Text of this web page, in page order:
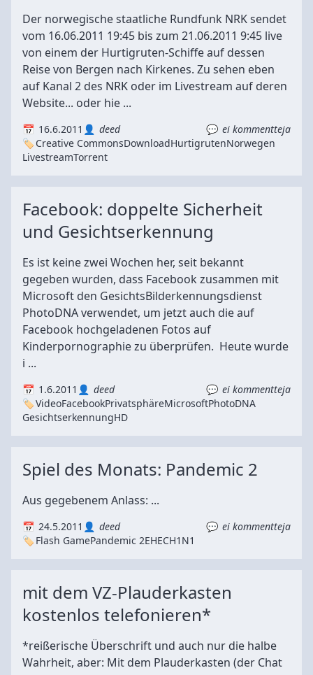
Der norwegische staatliche Rundfunk NRK sendet
vom 16.06.2011 19:45 bis zum 21.06.2011 9:45 live
von einem der Hurtigruten-Schiffe auf dessen
Reise von Bergen nach Kirkenes. Zu sehen eben
auf Kanal 2 des NRK oder im Livestream auf deren
Website... oder hie ...
16.6.2011 deed
ei kommentteja
Creative CommonsDownloadHurtigrutenNorwegen
LivestreamTorrent
Facebook: doppelte Sicherheit
und Gesichtserkennung
Es ist keine zwei Wochen her, seit bekannt
gegeben wurden, dass Facebook zusammen mit
Microsoft den GesichtsBilderkennungsdienst
PhotoDNA verwendet, um jetzt auch die auf
Facebook hochgeladenen Fotos auf
Kinderpornographie zu überprüfen. Heute wurde
i ...
1.6.2011 deed
ei kommentteja
VideoFacebookPrivatsphäreMicrosoftPhotoDNA
GesichtserkennungHD
Spiel des Monats: Pandemic 2
Aus gegebenem Anlass: ...
24.5.2011 deed
ei kommentteja
Flash GamePandemic 2EHECH1N1
mit dem VZ-Plauderkasten
kostenlos telefonieren*
*reißerische Überschrift und auch nur die halbe
Wahrheit, aber: Mit dem Plauderkasten (der Chat